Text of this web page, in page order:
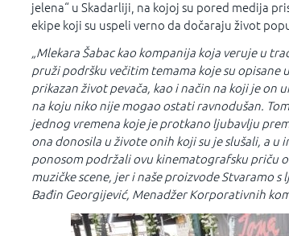
jelena“ u Skadarliji, na kojoj su pored medija
ekipe koji su uspeli verno da dočaraju život
„Mlekara Šabac kao kompanija koja veruje u
pruži podršku večitim temama koje su opisane
prikazan život pevača, kao i način na koji je on
na koju niko nije mogao ostati ravnodušan.
jednog vremena koje je protkano ljubavlju
ona donosila u živote onih koji su je slušali, a u
ponosom podržali ovu kinematografsku priču
muzičke scene, jer i naše proizvode Stvaramo s
Bađin Georgijević, Menadžer Korporativnih